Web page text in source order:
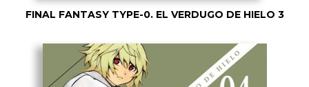
FINAL FANTASY TYPE-0. EL VERDUGO DE HIELO 3